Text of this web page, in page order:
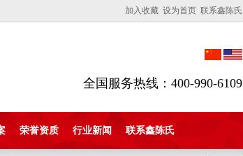
加入收藏 设为首页 联系鑫陈氏
全国服务热线：400-990-6109
荣誉资质 行业新闻 联系鑫陈氏